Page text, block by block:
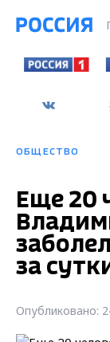
ОБЩЕСТВО
Еще 20
за
Опубликовано: